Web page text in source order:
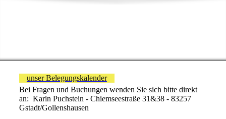
unser Belegungskalender
Bei Fragen und Buchungen wenden Sie sich bitte direkt
an: Karin Puchstein - Chiemseestraße 31&38 - 83257
Gstadt/Gollenshausen